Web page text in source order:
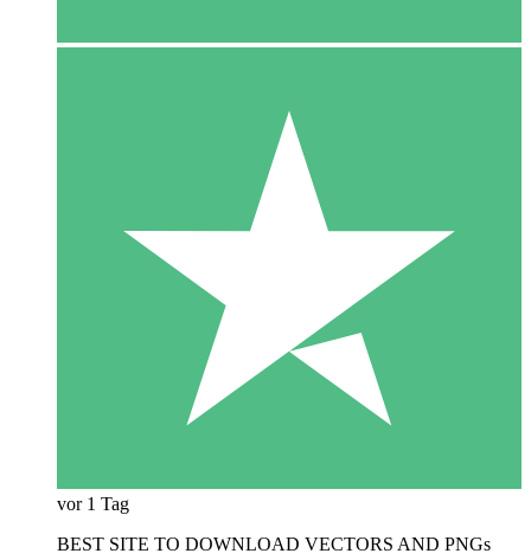
vor 1 Tag
BEST SITE TO DOWNLOAD VECTORS AND PNGs